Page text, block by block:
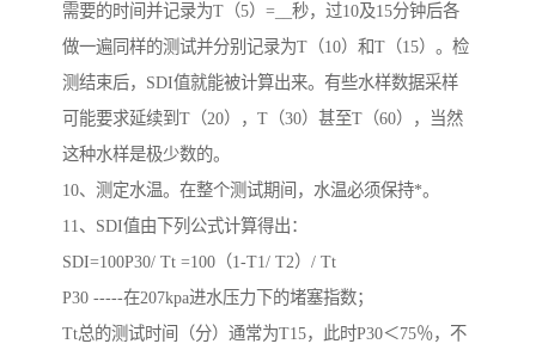
需要的时间并记录为T（5）=__秒，过10及15分钟后各
做一遍同样的测试并分别记录为T（10）和T（15）。检
测结束后，SDI值就能被计算出来。有些水样数据采样
可能要求延续到T（20），T（30）甚至T（60），当然
这种水样是极少数的。
10、测定水温。在整个测试期间，水温必须保持*。
11、SDI值由下列公式计算得出：
SDI=100P30/ Tt =100（1-T1/ T2）/ Tt
P30 -----在207kpa进水压力下的堵塞指数；
Tt总的测试时间（分）通常为T15，此时P30＜75％，不